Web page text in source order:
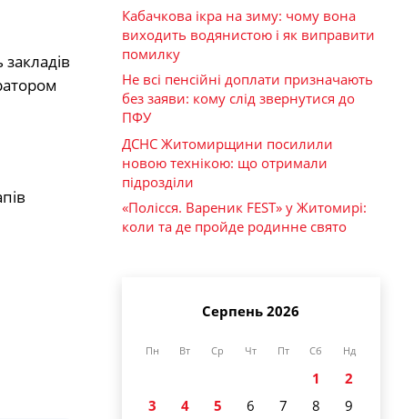
Кабачкова ікра на зиму: чому вона
виходить водянистою і як виправити
помилку
Не всі пенсійні доплати призначають
без заяви: кому слід звернутися до
ПФУ
ДСНС Житомирщини посилили
новою технікою: що отримали
підрозділи
«Полісся. Вареник FEST» у Житомирі:
коли та де пройде родинне свято
Серпень 2026
Пн Вт Ср Чт Пт Сб Нд
1
2
3
4 5 6 7 8
9